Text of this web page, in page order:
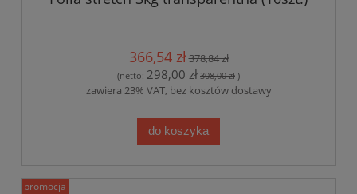
366,54 zł378,84 zł
(netto: 298,00 zł 308,00 zł )
zawiera 23% VAT, bez kosztów dostawy
do koszyka
promocja